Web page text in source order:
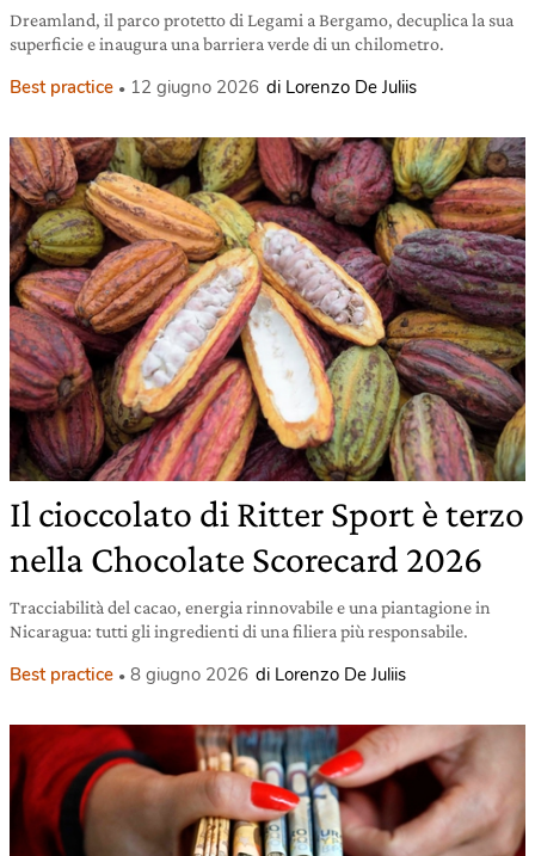
Dreamland, il parco protetto di Legami a Bergamo, decuplica la sua
superficie e inaugura una barriera verde di un chilometro.
Best practice 12 giugno 2026 di Lorenzo De Juliis
Il cioccolato di Ritter Sport è terzo
nella Chocolate Scorecard 2026
Tracciabilità del cacao, energia rinnovabile e una piantagione in
Nicaragua: tutti gli ingredienti di una filiera più responsabile.
Best practice 8 giugno 2026 di Lorenzo De Juliis